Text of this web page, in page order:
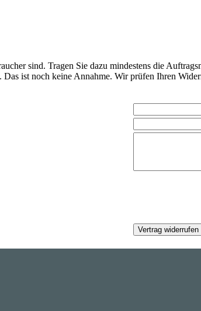
sind. Tragen Sie dazu mindestens die
ist noch keine Annahme. Wir prüfen Ihren